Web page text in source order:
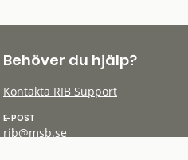
Behöver du hjälp?
Kontakta RIB Support
E-POST
rib@msb.se